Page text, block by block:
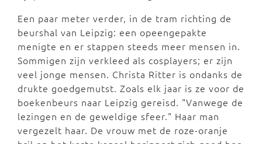
Een paar meter verder, in de tram richting de
beurshal van Leipzig: een opeengepakte
menigte en er stappen steeds meer mensen in.
Sommigen zijn verkleed als cosplayers; er zijn
veel jonge mensen. Christa Ritter is ondanks de
drukte goedgemutst. Zoals elk jaar is ze voor de
boekenbeurs naar Leipzig gereisd. "Vanwege de
lezingen en de geweldige sfeer." Haar man
vergezelt haar. De vrouw met de roze-oranje